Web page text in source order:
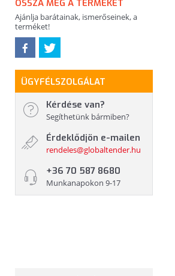
OSSZA MEG A TERMÉKET
Ajánlja barátainak, ismerőseinek, a
terméket!
ÜGYFÉLSZOLGÁLAT
Kérdése van?
Segíthetünk bármiben?
Érdeklődjön e-mailen
rendeles@globaltender.hu
+36 70 587 8680
Munkanapokon 9-17